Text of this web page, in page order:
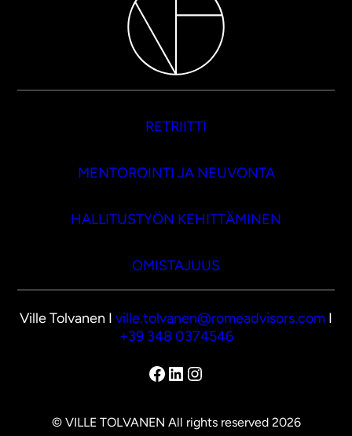
RETRIITTI
MENTOROINTI JA NEUVONTA
HALLITUSTYÖN KEHITTÄMINEN
OMISTAJUUS
Ville Tolvanen I ville.tolvanen@romeadvisors.com I
+39 348 0374546
Facebook
LinkedIn
Instagram
© VILLE TOLVANEN All rights reserved 2026